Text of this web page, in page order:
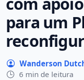
para um
Wanderson
6 min de leitura